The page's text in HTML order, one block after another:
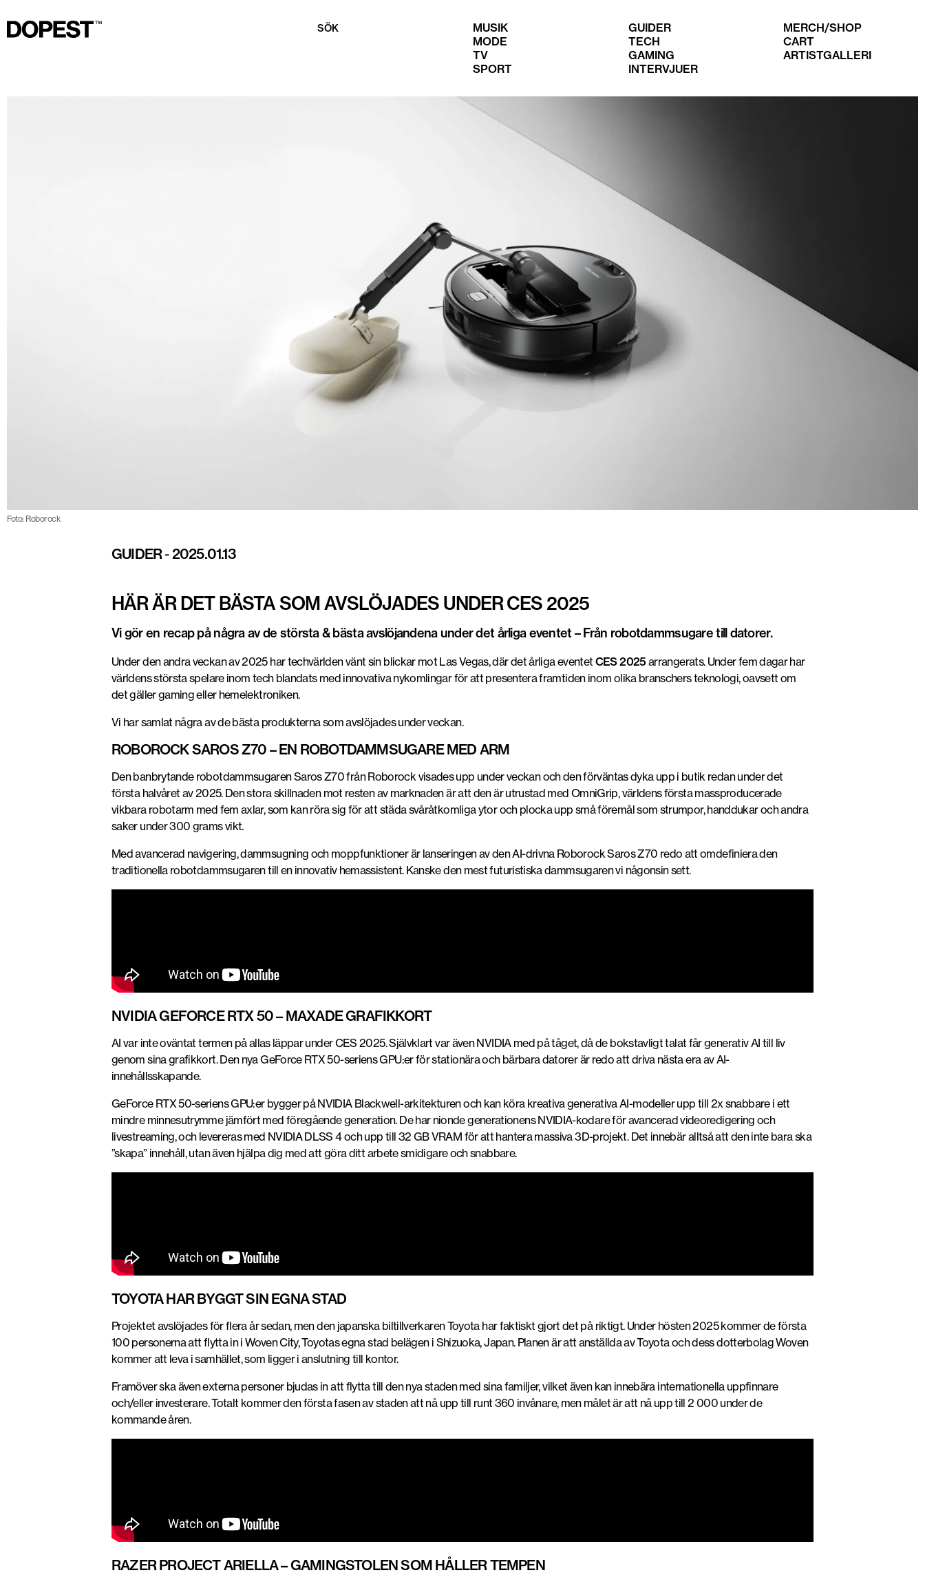
SÖK
MUSIK
MODE
TV
SPORT
GUIDER
TECH
GAMING
INTERVJUER
MERCH/SHOP
CART
ARTISTGALLERI
Foto: Roborock
GUIDER- 2025.01.13
HÄR ÄR DET BÄSTA SOM AVSLÖJADES UNDER CES 2025
Vi gör en recap på några av de största & bästa avslöjandena under det årliga eventet – Från robotdammsugare till datorer.
Under den andra veckan av 2025 har techvärlden vänt sin blickar mot Las Vegas, där det årliga eventet CES 2025arrangerats. Under fem dagar har
världens största spelare inom tech blandats med innovativa nykomlingar för att presentera framtiden inom olika branschers teknologi, oavsett om
det gäller gaming eller hemelektroniken.
Vi har samlat några av de bästa produkterna som avslöjades under veckan.
ROBOROCK SAROS Z70 – EN ROBOTDAMMSUGARE MED ARM
Den banbrytande robotdammsugaren Saros Z70 från Roborock visades upp under veckan och den förväntas dyka upp i butik redan under det
första halvåret av 2025. Den stora skillnaden mot resten av marknaden är att den är utrustad med OmniGrip, världens första massproducerade
vikbara robotarm med fem axlar, som kan röra sig för att städa svåråtkomliga ytor och plocka upp små föremål som strumpor, handdukar och andra
saker under 300 grams vikt.
Med avancerad navigering, dammsugning och moppfunktioner är lanseringen av den AI-drivna Roborock Saros Z70 redo att omdefiniera den
traditionella robotdammsugaren till en innovativ hemassistent. Kanske den mest futuristiska dammsugaren vi någonsin sett.
NVIDIA GEFORCE RTX 50 – MAXADE GRAFIKKORT
AI var inte oväntat termen på allas läppar under CES 2025. Självklart var även NVIDIA med på tåget, då de bokstavligt talat får generativ AI till liv
genom sina grafikkort. Den nya GeForce RTX 50-seriens GPU:er för stationära och bärbara datorer är redo att driva nästa era av AI-
innehållsskapande.
GeForce RTX 50-seriens GPU:er bygger på NVIDIA Blackwell-arkitekturen och kan köra kreativa generativa AI-modeller upp till 2x snabbare i ett
mindre minnesutrymme jämfört med föregående generation. De har nionde generationens NVIDIA-kodare för avancerad videoredigering och
livestreaming, och levereras med NVIDIA DLSS 4 och upp till 32 GB VRAM för att hantera massiva 3D-projekt. Det innebär alltså att den inte bara ska
”skapa” innehåll, utan även hjälpa dig med att göra ditt arbete smidigare och snabbare.
TOYOTA HAR BYGGT SIN EGNA STAD
Projektet avslöjades för flera år sedan, men den japanska biltillverkaren Toyota har faktiskt gjort det på riktigt. Under hösten 2025 kommer de första
100 personerna att flytta in i Woven City, Toyotas egna stad belägen i Shizuoka, Japan. Planen är att anställda av Toyota och dess dotterbolag Woven
kommer att leva i samhället, som ligger i anslutning till kontor.
Framöver ska även externa personer bjudas in att flytta till den nya staden med sina familjer, vilket även kan innebära internationella uppfinnare
och/eller investerare. Totalt kommer den första fasen av staden att nå upp till runt 360 invånare, men målet är att nå upp till 2 000 under de
kommande åren.
RAZER PROJECT ARIELLA – GAMINGSTOLEN SOM HÅLLER TEMPEN